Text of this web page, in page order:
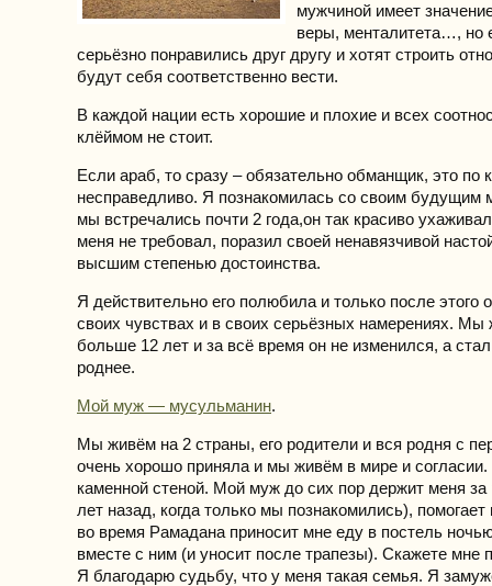
мужчиной имеет
веры, менталитета…, но
серьёзно понравились друг другу и хотят строить
будут себя соответственно вести.
В каждой нации есть хорошие и плохие и всех
клёймом не стоит.
Если араб, то сразу – обязательно обманщик, это по
несправедливо. Я познакомилась со своим будущим
мы встречались почти 2 года,он так красиво
меня не требовал, поразил своей ненавязчивой
высшим степенью достоинства.
Я действительно его полюбила и только после этого
своих чувствах и в своих серьёзных намерениях.
больше 12 лет и за всё время он не изменился, а
роднее.
Мой муж — мусульманин.
Мы живём на 2 страны, его родители и вся родня с
очень хорошо приняла и мы живём в мире и согласии.
каменной стеной. Мой муж до сих пор держит меня за
лет назад, когда только мы познакомились),
во время Рамадана приносит мне еду в постель
вместе с ним (и уносит после трапезы). Скажете мне
Я благодарю судьбу, что у меня такая семья. Я